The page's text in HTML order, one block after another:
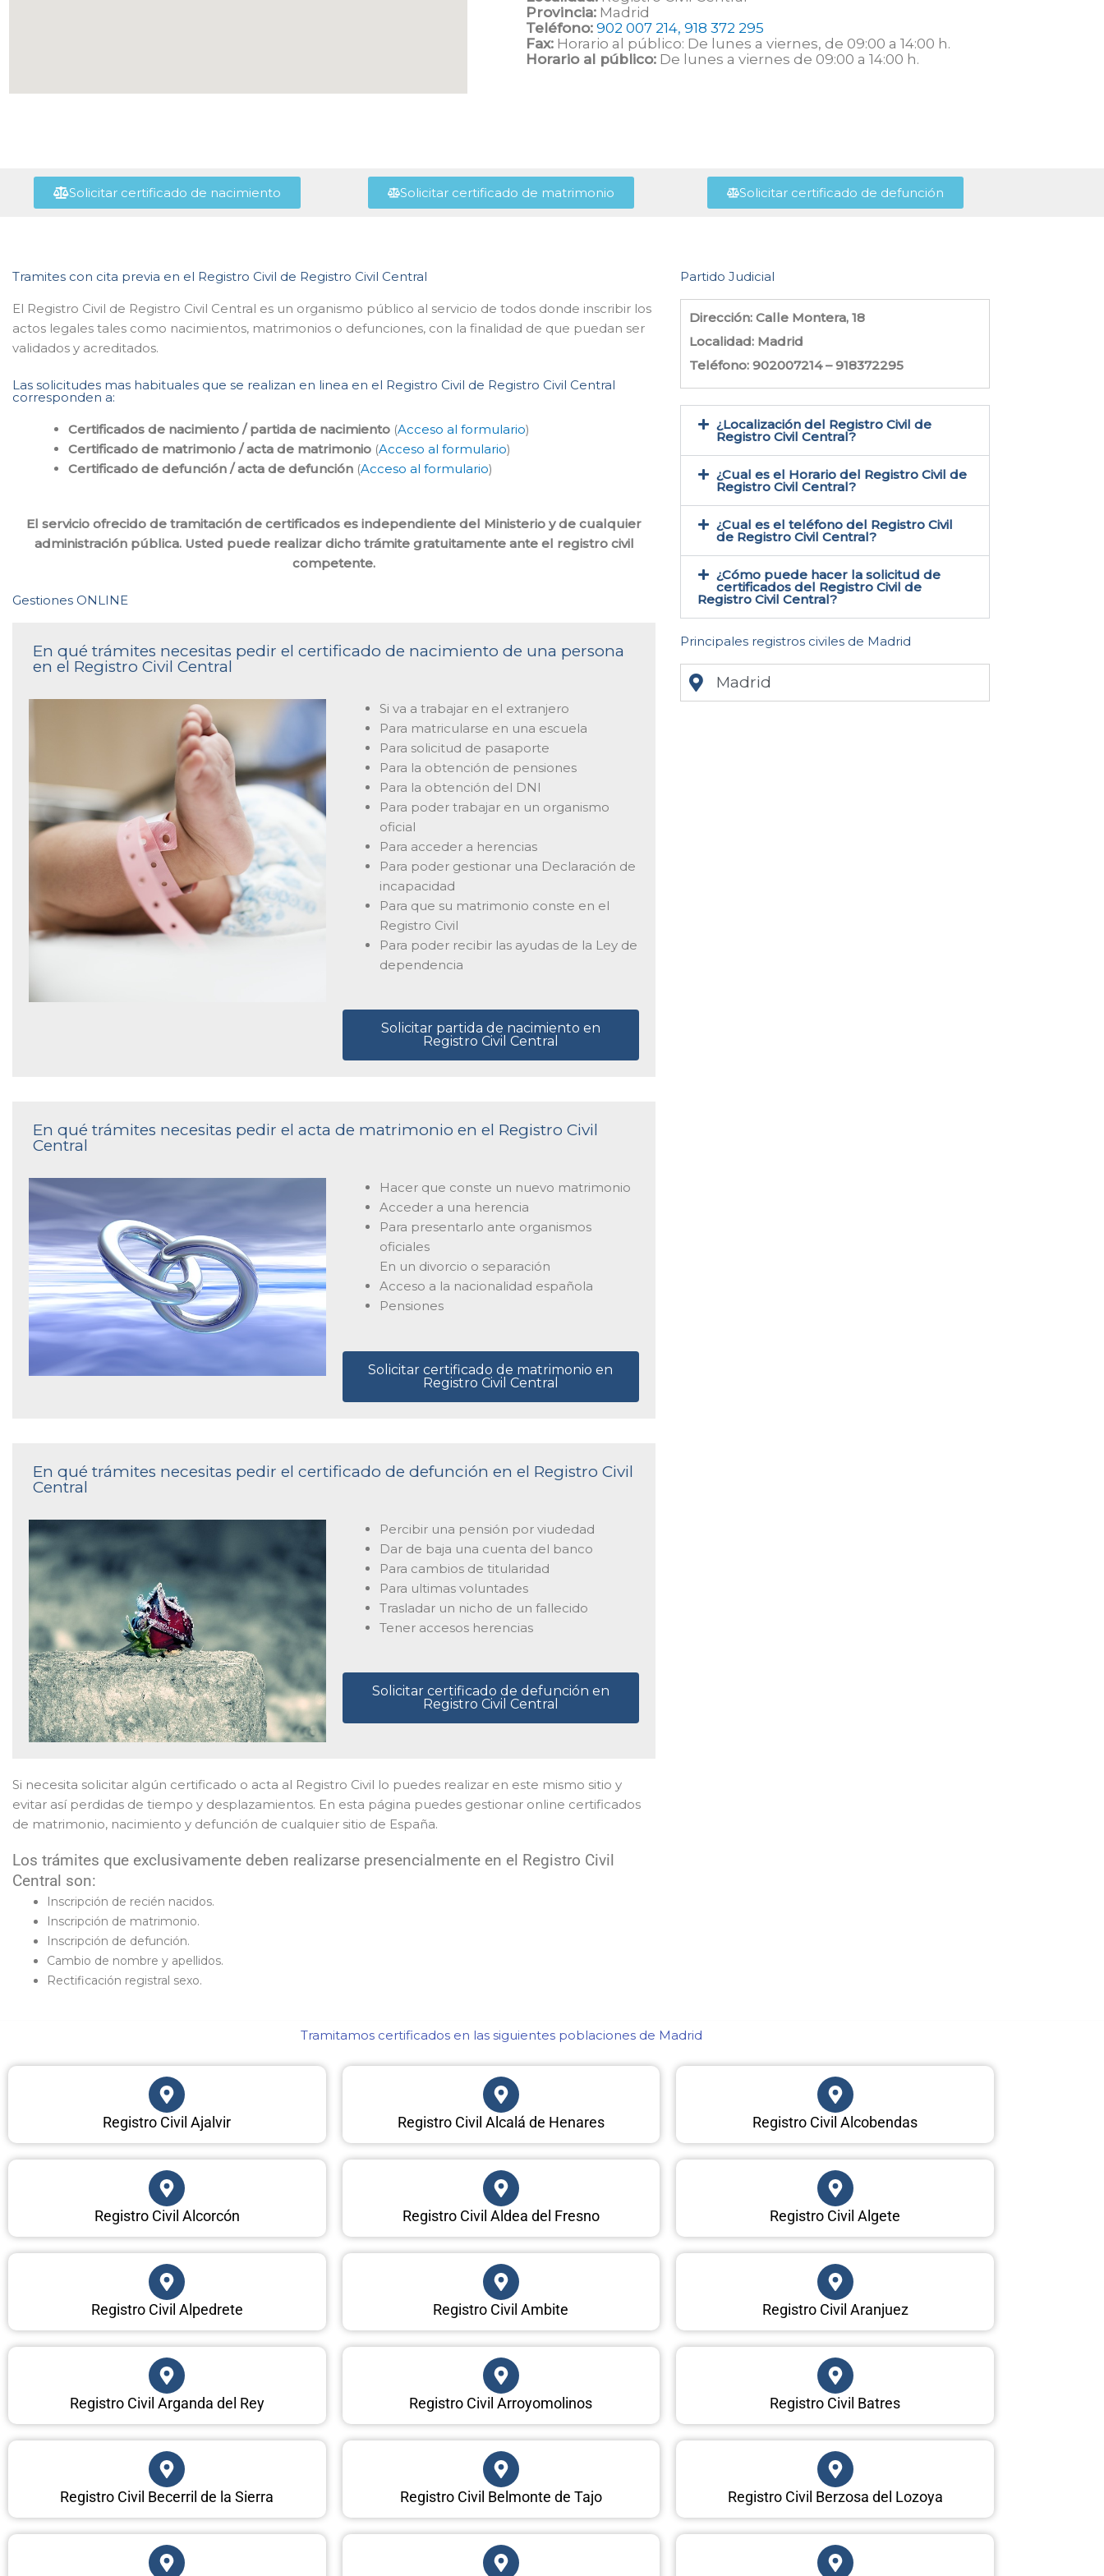
Provincia: Madrid
Teléfono: 902 007 214, 918 372 295
Fax: Horario al público: De lunes a viernes, de 09:00 a 14:00 h.
Horario al público: De lunes a viernes de 09:00 a 14:00 h.
Solicitar certificado de nacimiento Solicitar certificado de matrimonio Solicitar certificado de defunción
Tramites con cita previa en el Registro Civil de Registro Civil Central
El Registro Civil de Registro Civil Central es un organismo público al servicio de todos donde inscribir los
actos legales tales como nacimientos, matrimonios o defunciones, con la finalidad de que puedan ser
validados y acreditados.
Las solicitudes mas habituales que se realizan en linea en el Registro Civil de Registro Civil Central
corresponden a:
Certificados de nacimiento / partida de nacimiento(Acceso al formulario)
Certificado de matrimonio / acta de matrimonio(Acceso al formulario)
Certificado de defunción / acta de defunción(Acceso al formulario)
El servicio ofrecido de tramitación de certificados es independiente del Ministerio y de cualquier
administración pública. Usted puede realizar dicho trámite gratuitamente ante el registro civil
competente.
Gestiones ONLINE
En qué trámites necesitas pedir el certificado de nacimiento de una persona
en el Registro Civil Central
Si va a trabajar en el extranjero
Para matricularse en una escuela
Para solicitud de pasaporte
Para la obtención de pensiones
Para la obtención del DNI
Para poder trabajar en un organismo
oficial
Para acceder a herencias
Para poder gestionar una Declaración de
incapacidad
Para que su matrimonio conste en el
Registro Civil
Para poder recibir las ayudas de la Ley de
dependencia
Solicitar partida de nacimiento en
Registro Civil Central
En qué trámites necesitas pedir el acta de matrimonio en el Registro Civil
Central
Hacer que conste un nuevo matrimonio
Acceder a una herencia
Para presentarlo ante organismos
oficiales
En un divorcio o separación
Acceso a la nacionalidad española
Pensiones
Solicitar certificado de matrimonio en
Registro Civil Central
En qué trámites necesitas pedir el certificado de defunción en el Registro Civil
Central
Percibir una pensión por viudedad
Dar de baja una cuenta del banco
Para cambios de titularidad
Para ultimas voluntades
Trasladar un nicho de un fallecido
Tener accesos herencias
Solicitar certificado de defunción en
Registro Civil Central
Si necesita solicitar algún certificado o acta al Registro Civil lo puedes realizar en este mismo sitio y
evitar así perdidas de tiempo y desplazamientos. En esta página puedes gestionar online certificados
de matrimonio, nacimiento y defunción de cualquier sitio de España.
Los trámites que exclusivamente deben realizarse presencialmente en el Registro Civil
Central son:
Inscripción de recién nacidos.
Inscripción de matrimonio.
Inscripción de defunción.
Cambio de nombre y apellidos.
Rectificación registral sexo.
Partido Judicial
Dirección: Calle Montera, 18
Localidad: Madrid
Teléfono: 902007214 – 918372295
¿Localización del Registro Civil de
Registro Civil Central​?
¿Cual es el Horario del Registro Civil de
Registro Civil Central?
¿Cual es el teléfono del Registro Civil
de Registro Civil Central​?
¿Cómo puede hacer la solicitud de
certificados del Registro Civil de
Registro Civil Central​?
Principales registros civiles de Madrid
Madrid
Tramitamos certificados en las siguientes poblaciones de Madrid​
Registro Civil Ajalvir Registro Civil Alcalá de Henares Registro Civil Alcobendas
Registro Civil Alcorcón Registro Civil Aldea del Fresno Registro Civil Algete
Registro Civil Alpedrete Registro Civil Ambite Registro Civil Aranjuez
Registro Civil Arganda del Rey Registro Civil Arroyomolinos Registro Civil Batres
Registro Civil Becerril de la Sierra Registro Civil Belmonte de Tajo Registro Civil Berzosa del Lozoya